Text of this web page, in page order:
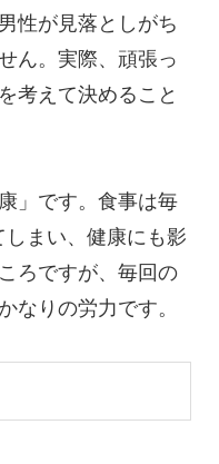
性が見落としがち
ん。実際、頑張っ
考えて決めること
」です。食事は毎
まい、健康にも影
ろですが、毎回の
なりの労力です。